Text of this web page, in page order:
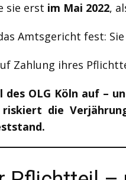
sie erst im Mai 2022,
Amtsgericht fest:
Zahlung ihres
des OLG Köln auf –
die